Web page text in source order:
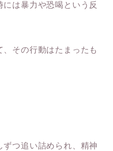
は暴力や恐喝という反
その行動はたまったも
つ追い詰められ、精神